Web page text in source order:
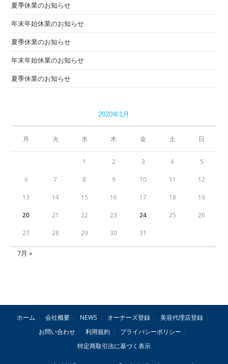
夏季休業のお知らせ
年末年始休業のお知らせ
夏季休業のお知らせ
年末年始休業のお知らせ
夏季休業のお知らせ
2020年1月
月 火 水 木 金 土 日
1 2 3 4 5
6 7 8 9 10 11 12
13 14 15 16 17 18 19
20 21 22 23 24 25 26
27 28 29 30 31
7月 »
ホーム 会社概要 NEWS オーナーズ登録
美容代理店登録
お問い合わせ
利用規約
プライバシーポリシー
特定商取引法に基づく表示